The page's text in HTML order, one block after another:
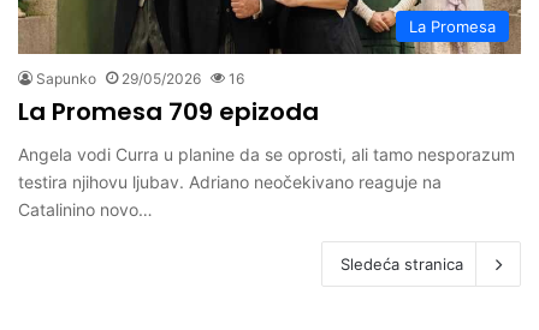
La Promesa
Sapunko 29/05/2026 16
La Promesa 709 epizoda
Angela vodi Curra u planine da se oprosti, ali tamo nesporazum
testira njihovu ljubav. Adriano neočekivano reaguje na
Catalinino novo…
Sledeća stranica